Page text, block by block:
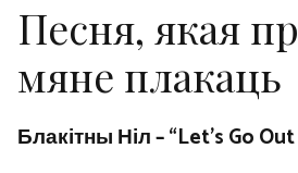
Песня, якая
мяне плакаць
Блакітны Ніл – “Let’s Go